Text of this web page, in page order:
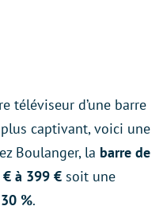
téléviseur d’une barre
captivant, voici une
Boulanger, la barre de
€ à 399 € soit une
%.